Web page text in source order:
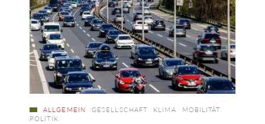
ALLGEMEIN GESELLSCHAFT KLIMA
MOBILITÄT
POLITIK